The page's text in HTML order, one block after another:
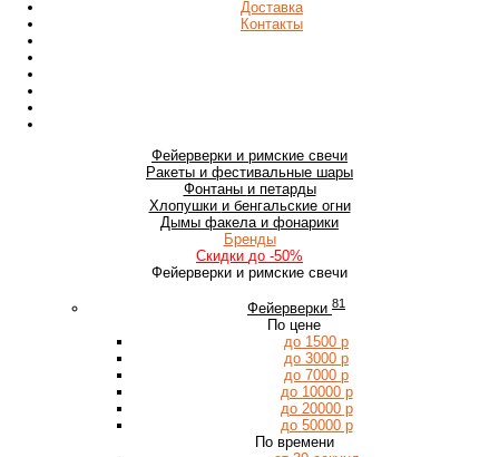
Доставка
Контакты
Фейерверки и римские свечи
Ракеты и фестивальные шары
Фонтаны и петарды
Хлопушки и бенгальские огни
Дымы факела и фонарики
Бренды
Скидки до -50%
Фейерверки и римские свечи
Фейерверки 81
По цене
до 1500 р
до 3000 р
до 7000 р
до 10000 р
до 20000 р
до 50000 р
По времени